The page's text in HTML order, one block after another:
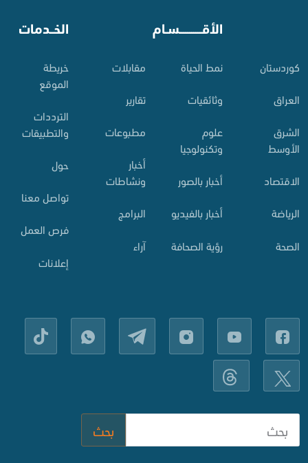
کوردستان
العراق
الشرق
الأوسط
الاقتصاد
الرياضة
الصحة
الأقـــــــــــسـام
نمط الحياة
وثائقيات
علوم
وتكنولوجيا
أخبار بالصور
أخبار بالفيديو
رؤية الصحافة
مقابلات
تقارير
مطبوعات
أخبار
ونشاطات
البرامج
آراء
الخــدمات
خريطة
الموقع
الترددات
والتطبيقات
حول
تواصل معنا
فرص العمل
إعلانات
بحث